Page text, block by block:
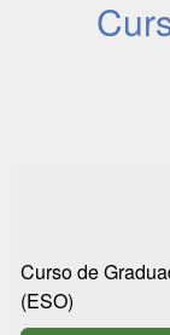
Curso de
(ESO)